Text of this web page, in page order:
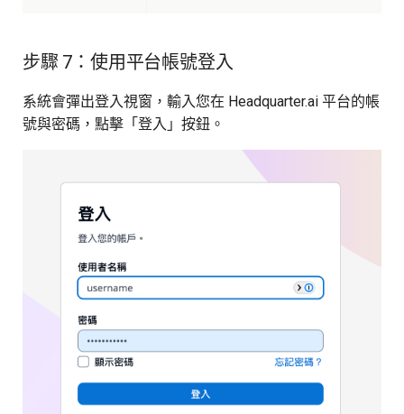
步驟 7：使用平台帳號登入
系統會彈出登入視窗，輸入您在 Headquarter.ai 平台的帳
號與密碼，點擊「登入」按鈕。